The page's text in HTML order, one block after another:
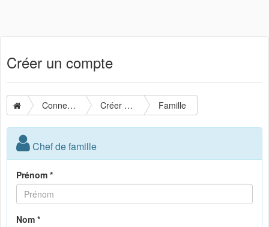
Créer un compte
Connexion Créer un compte Famille
Chef de famille
Prénom *
Nom *